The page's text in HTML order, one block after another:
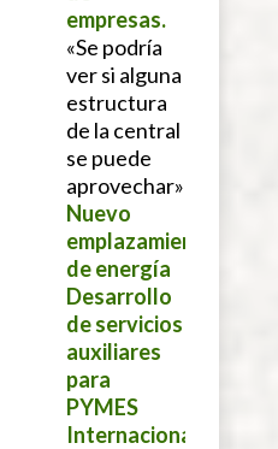
empresas.
«Se podría
ver si alguna
estructura
de la central
se puede
aprovechar»
Nuevo
emplazamiento
de energía
Desarrollo
de servicios
auxiliares
para
PYMES
Internacionalización